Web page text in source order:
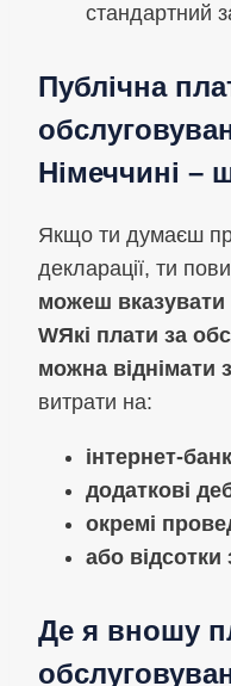
стандартний
Публічна
Німеччині –
Якщо ти думаєш
декларації, ти
можеш вказувати
WЯкі плати за
можна віднімати
витрати на:
інтернет-
додаткові
окремі
або
Де я вношу